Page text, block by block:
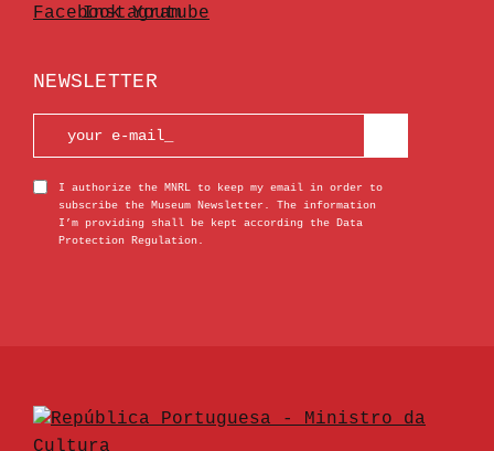
NEWSLETTER
I authorize the MNRL to keep my email in order to
subscribe the Museum Newsletter. The information
I’m providing shall be kept according the Data
Protection Regulation.